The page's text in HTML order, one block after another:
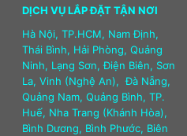
DỊCH VỤ LẮP ĐẶT TẬN NƠI
Hà Nội, TP.HCM, Nam Định,
Thái Bình, Hải Phòng, Quảng
Ninh, Lạng Sơn, Điện Biên, Sơn
La, Vinh (Nghệ An), Đà Nẵng,
Quảng Nam, Quảng Bình, TP.
Huế, Nha Trang (Khánh Hòa),
Bình Dương, Bình Phước, Biên